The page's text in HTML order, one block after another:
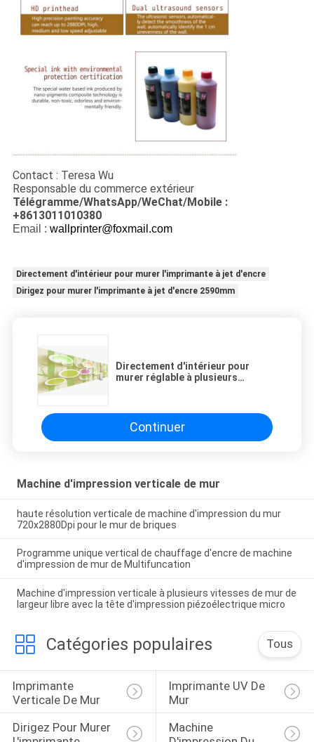
Contact : Teresa Wu
Responsable du commerce extérieur
Télégramme/WhatsApp/WeChat/Mobile :
+8613011010380
Email : wallprinter@foxmail.com
Directement d'intérieur pour murer l'imprimante à jet d'encre
Dirigez pour murer l'imprimante à jet d'encre 2590mm
Directement d'intérieur pour
murer réglable à plusieurs
Continuer
Machine d'impression verticale de mur
haute résolution verticale de machine d'impression du mur
720x2880Dpi pour le mur de briques
Programme unique vertical de chauffage d'encre de machine
d'impression de mur de Multifuncation
Machine d'impression verticale à plusieurs vitesses de mur de
largeur libre avec la tête d'impression piézoélectrique micro
Catégories populaires Tous
Imprimante
Verticale De Mur
Imprimante UV De
Mur
Dirigez Pour Murer
Machine